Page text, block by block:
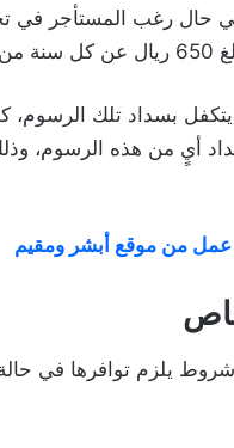
حال رغب المستأجر في
بسداد تلك الرسوم،
عمل من موقع أبشر ومقيم
يلزم توافرها في